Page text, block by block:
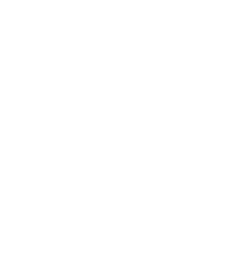
Propose une
Gestion des
accès à des
graphiques
des produits.
simplifie les
des produits
la recherche
réquisitions,